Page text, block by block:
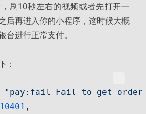
刷10秒左右的视频或者先打开一
后再进入你的小程序，这时候大概
台进行正常支付。
：
"pay:fail Fail to get order
10401 ,